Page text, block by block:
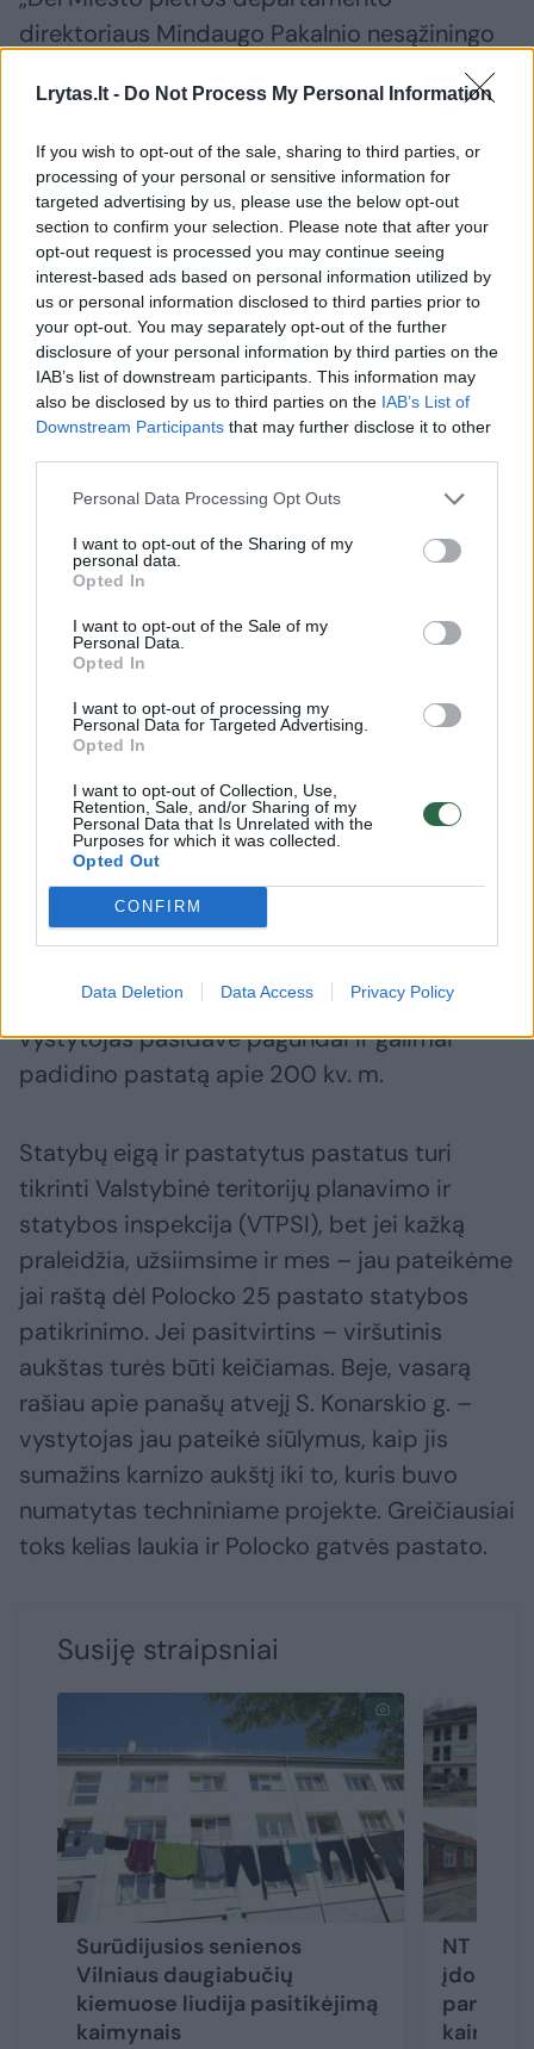
Lrytas.lt - Do Not Process My Personal Information
If you wish to opt-out of the sale, sharing to third parties, or
processing of your personal or sensitive information for
targeted advertising by us, please use the below opt-out
section to confirm your selection. Please note that after your
opt-out request is processed you may continue seeing
interest-based ads based on personal information utilized by
us or personal information disclosed to third parties prior to
your opt-out. You may separately opt-out of the further
disclosure of your personal information by third parties on the
IAB’s list of downstream participants. This information may
also be disclosed by us to third parties on the IAB’s List of
Downstream Participants that may further disclose it to other
Personal Data Processing Opt Outs
I want to opt-out of the Sharing of my
personal data.
Opted In
I want to opt-out of the Sale of my
Personal Data.
Opted In
I want to opt-out of processing my
Personal Data for Targeted Advertising.
Opted In
I want to opt-out of Collection, Use,
Retention, Sale, and/or Sharing of my
Personal Data that Is Unrelated with the
Purposes for which it was collected.
Opted Out
CONFIRM
Data Deletion Data Access Privacy Policy
direktoriaus Mindaugo Pakalnio nesąžiningo
elgesio šio projekto svarstymo procedūrose“.
Savivaldybė, žinoma, nenusileido. Galiausiai
savivaldybė jam pritarė. Deja, įtariam,
vystytojas pasidavė pagundai ir galimai
padidino pastatą apie 200 kv. m.
Statybų eigą ir pastatytus pastatus turi
tikrinti Valstybinė teritorijų planavimo ir
statybos inspekcija (VTPSI), bet jei kažką
praleidžia, užsiimsime ir mes – jau pateikėme
jai raštą dėl Polocko 25 pastato statybos
patikrinimo. Jei pasitvirtins – viršutinis
aukštas turės būti keičiamas. Beje, vasarą
rašiau apie panašų atvejį S. Konarskio g. –
vystytojas jau pateikė siūlymus, kaip jis
sumažins karnizo aukštį iki to, kuris buvo
numatytas techniniame projekte. Greičiausiai
toks kelias laukia ir Polocko gatvės pastato.
Susiję straipsniai
Surūdijusios senienos
Vilniaus daugiabučių
kiemuose liudija pasitikėjimą
kaimynais
NT
kaina